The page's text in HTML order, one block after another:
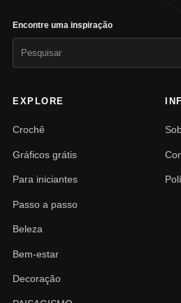
Encontre uma inspiração
EXPLORE
Crochê
Gráficos grátis
Para iniciantes
Passo a passo
Beleza
Bem-estar
Decoração